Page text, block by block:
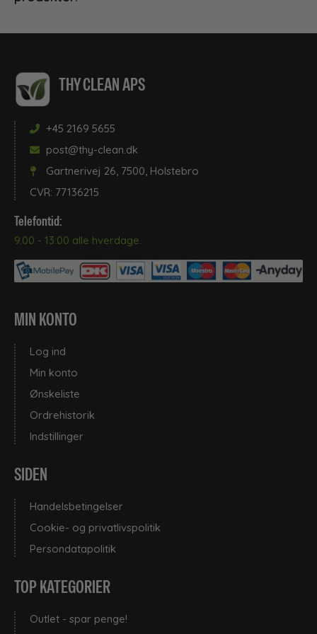
THY CLEAN APS
+45 2169 5655
post@thy-clean.dk
Gartnerivej 26, 7500, Holstebro
CVR: 77136215
Telefontid:
9.00 - 13:00 alle hverdage.
MIN KONTO
Log ind
Min konto
Ønskeliste
Ordrehistorik
Indstillinger
SIDEN
Handelsbetingelser
Cookie- og privatlivspolitik
Persondatapolitik
TOP KATEGORIER
Outlet - spar penge!